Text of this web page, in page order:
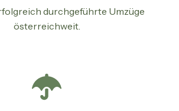
durchgeführte Umzüge
österreichweit.